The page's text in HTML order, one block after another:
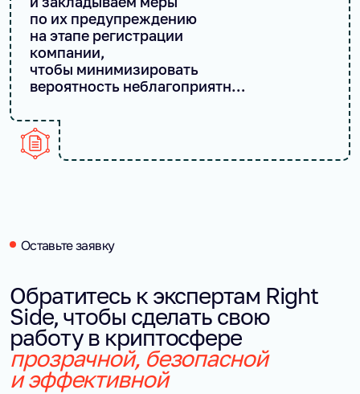
по их предупреждению
на этапе регистрации
компании,
чтобы минимизировать
вероятность неблагоприятных
Оставьте заявку
Обратитесь к экспертам Right
Side, чтобы сделать свою
работу в криптосфере
прозрачной, безопасной
и эффективной